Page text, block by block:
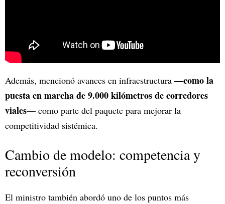
Además, mencionó avances en infraestructura —como la
puesta en marcha de 9.000 kilómetros de corredores
viales— como parte del paquete para mejorar la
competitividad sistémica.
Cambio de modelo: competencia y
reconversión
El ministro también abordó uno de los puntos más